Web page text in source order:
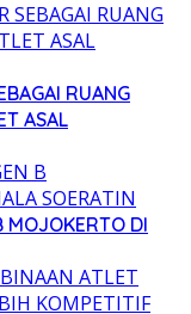
RUANG
ASAL
MOJOKERTO DI